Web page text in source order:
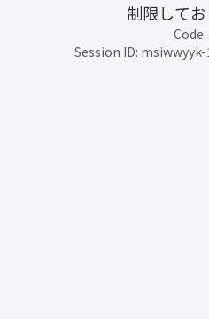
制限してお
Code:
Session ID: